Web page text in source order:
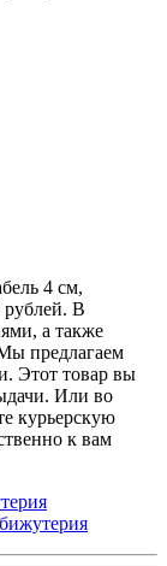
4 см,
рублей. В
а также
предлагаем
Этот товар вы
Или во
курьерскую
к вам